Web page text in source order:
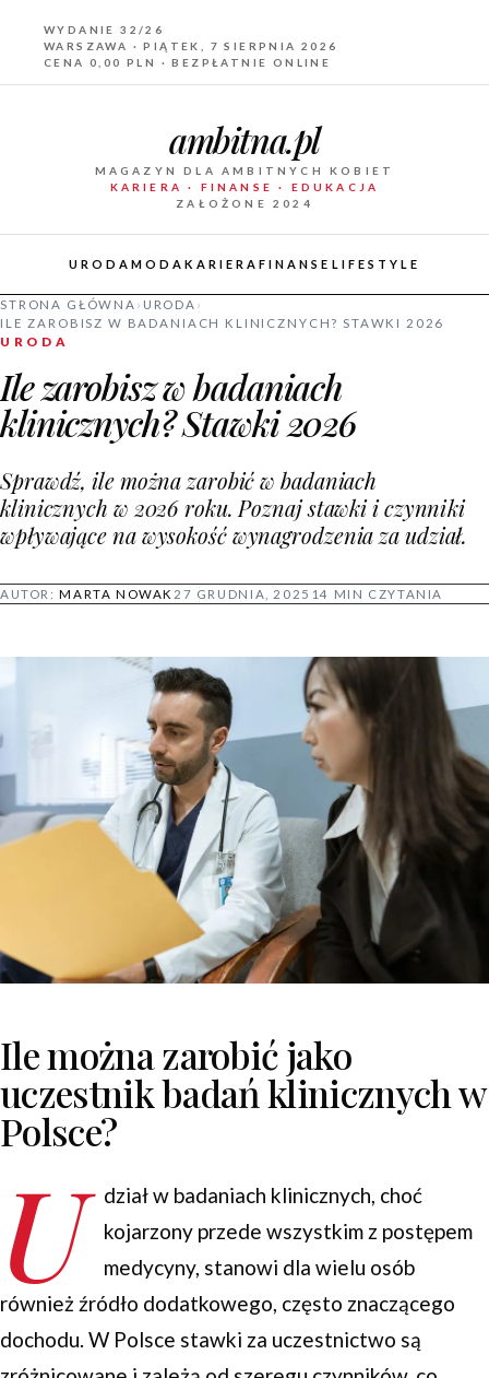
WYDANIE 32/26
WARSZAWA · PIĄTEK, 7 SIERPNIA 2026
CENA 0,00 PLN · BEZPŁATNIE ONLINE
ambitna.pl
MAGAZYN DLA AMBITNYCH KOBIET
KARIERA · FINANSE · EDUKACJA
ZAŁOŻONE 2024
URODAMODAKARIERA FINANSE LIFESTYLE
STRONA GŁÓWNA › URODA ›
ILE ZAROBISZ W BADANIACH KLINICZNYCH? STAWKI 2026
URODA
Ile zarobisz w badaniach
klinicznych? Stawki 2026
Sprawdź, ile można zarobić w badaniach
klinicznych w 2026 roku. Poznaj stawki i czynniki
wpływające na wysokość wynagrodzenia za udział.
AUTOR:MARTA NOWAK 27 GRUDNIA, 2025 14 MIN CZYTANIA
Ile można zarobić jako
uczestnik badań klinicznych w
Polsce?
U
dział w badaniach klinicznych, choć
kojarzony przede wszystkim z postępem
medycyny, stanowi dla wielu osób
również źródło dodatkowego, często znaczącego
dochodu. W Polsce stawki za uczestnictwo są